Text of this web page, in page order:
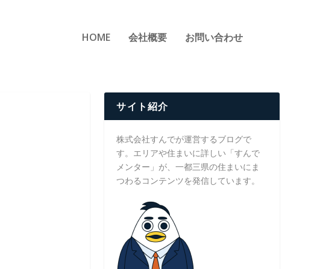
HOME 会社概要 お問い合わせ
サイト紹介
株式会社すんでが運営するブログで
す。エリアや住まいに詳しい「すんで
メンター」が、一都三県の住まいにま
つわるコンテンツを発信しています。